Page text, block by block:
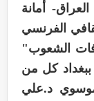
العراق- أمانة
الفرنسي
الشعوب"
كل من
د.علي